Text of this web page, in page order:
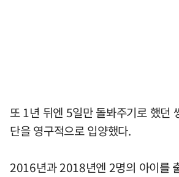
또 1년 뒤엔 5일만 돌봐주기로 했던
단을 영구적으로 입양했다.
2016년과 2018년엔 2명의 아이를